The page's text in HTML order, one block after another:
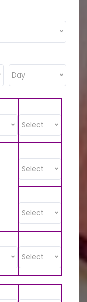
Day
Select
Select
Select
Select